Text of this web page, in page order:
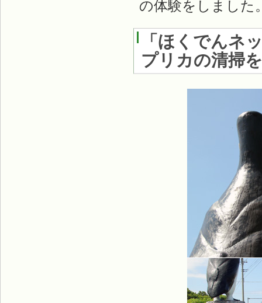
の体験をしました
「ほくでんネ
プリカの清掃